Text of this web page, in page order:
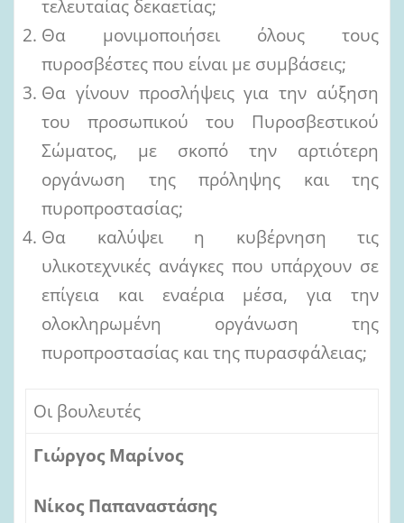
τελευταίας δεκαετίας;
Θα μονιμοποιήσει όλους τους
πυροσβέστες που είναι με συμβάσεις;
Θα γίνουν προσλήψεις για την αύξηση
του προσωπικού του Πυροσβεστικού
Σώματος, με σκοπό την αρτιότερη
οργάνωση της πρόληψης και της
πυροπροστασίας;
Θα καλύψει η κυβέρνηση τις
υλικοτεχνικές ανάγκες που υπάρχουν σε
επίγεια και εναέρια μέσα, για την
ολοκληρωμένη οργάνωση της
πυροπροστασίας και της πυρασφάλειας;
Οι βουλευτές
Γιώργος Μαρίνος
Νίκος Παπαναστάσης